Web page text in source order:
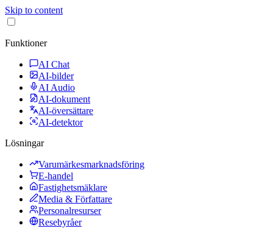
Skip to content
Funktioner
AI Chat
AI-bilder
AI Audio
AI-dokument
AI-översättare
AI-detektor
Lösningar
Varumärkesmarknadsföring
E-handel
Fastighetsmäklare
Media & Författare
Personalresurser
Resebyråer